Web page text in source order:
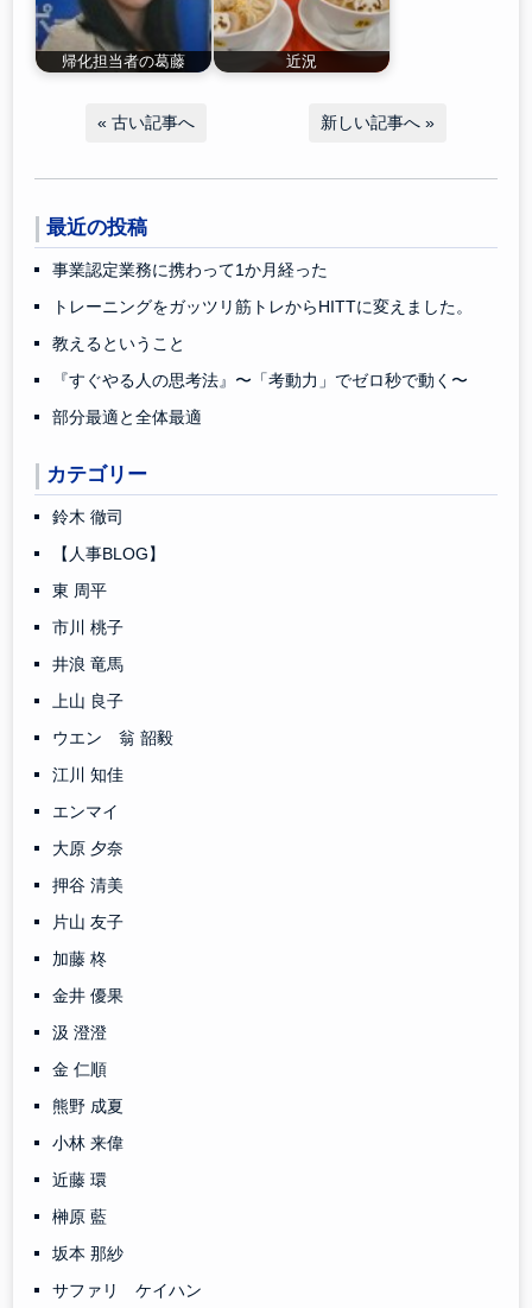
帰化担当者の葛藤 近況
«古い記事へ 新しい記事へ»
最近の投稿
事業認定業務に携わって1か月経った
トレーニングをガッツリ筋トレからHITTに変えました。
教えるということ
『すぐやる人の思考法』〜「考動力」でゼロ秒で動く〜
部分最適と全体最適
カテゴリー
鈴木 徹司
【人事BLOG】
東 周平
市川 桃子
井浪 竜馬
上山 良子
ウエン 翁 韶毅
江川 知佳
エンマイ
大原 夕奈
押谷 清美
片山 友子
加藤 柊
金井 優果
汲 澄澄
金 仁順
熊野 成夏
小林 来偉
近藤 環
榊原 藍
坂本 那紗
サファリ ケイハン